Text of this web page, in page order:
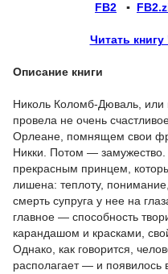
FB2 ▪
Читать
Описание книги
Николь Коломб-Дюваль, или
провела не очень
Орлеане, помнящем свои
Никки. Потом —
прекрасным принцем,
лишена: теплоту,
смерть супруга у нее на
главное — способность
карандашом и красками,
Однако, как говорится,
располагает — и появилось